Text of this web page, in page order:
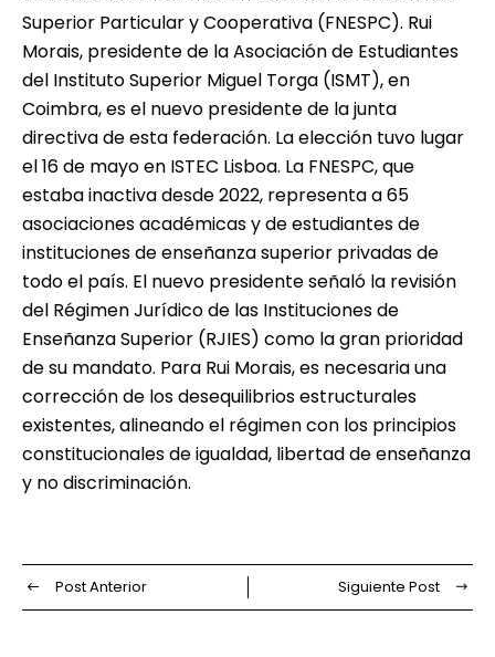
Superior Particular y Cooperativa (FNESPC). Rui
Morais, presidente de la Asociación de Estudiantes
del Instituto Superior Miguel Torga (ISMT), en
Coimbra, es el nuevo presidente de la junta
directiva de esta federación. La elección tuvo lugar
el 16 de mayo en ISTEC Lisboa. La FNESPC, que
estaba inactiva desde 2022, representa a 65
asociaciones académicas y de estudiantes de
instituciones de enseñanza superior privadas de
todo el país. El nuevo presidente señaló la revisión
del Régimen Jurídico de las Instituciones de
Enseñanza Superior (RJIES) como la gran prioridad
de su mandato. Para Rui Morais, es necesaria una
corrección de los desequilibrios estructurales
existentes, alineando el régimen con los principios
constitucionales de igualdad, libertad de enseñanza
y no discriminación.
Post Anterior Siguiente Post